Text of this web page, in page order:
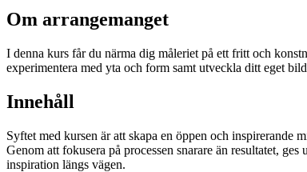
Om arrangemanget
I denna kurs får du närma dig måleriet på ett fritt och
experimentera med yta och form samt utveckla ditt eget
Innehåll
Syftet med kursen är att skapa en öppen och
Genom att fokusera på processen snarare än resultatet,
inspiration längs vägen.